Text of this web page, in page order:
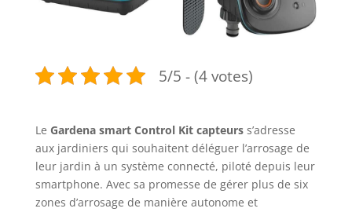
5/5 - (4 votes)
Le Gardena smart Control Kit capteurss’adresse
aux jardiniers qui souhaitent déléguer l’arrosage de
leur jardin à un système connecté, piloté depuis leur
smartphone. Avec sa promesse de gérer plus de six
zones d’arrosage de manière autonome et